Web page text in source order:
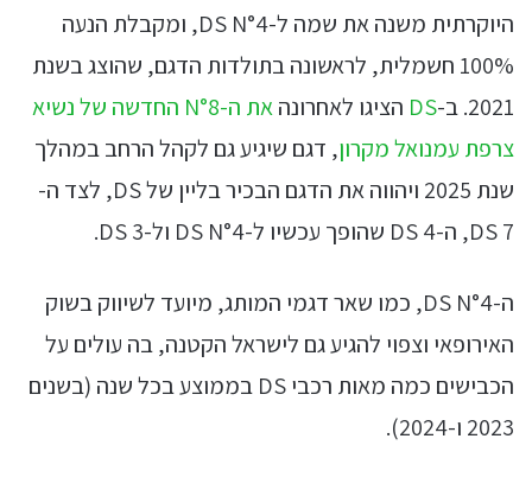
היוקרתית משנה את שמה ל-DS N°4, ומקבלת הנעה
100% חשמלית, לראשונה בתולדות הדגם, שהוצג בשנת
2021. ב-
DS הציגו לאחרונה
את ה-N°8 החדשה של נשיא
צרפת עמנואל מקרון, דגם שיגיע גם לקהל הרחב במהלך
שנת 2025 ויהווה את הדגם הבכיר בליין של DS, לצד ה-
DS 7, ה-DS 4 שהופך עכשיו ל-DS N°4 ול-DS 3.
ה-DS N°4, כמו שאר דגמי המותג, מיועד לשיווק בשוק
האירופאי וצפוי להגיע גם לישראל הקטנה, בה עולים על
הכבישים כמה מאות רכבי DS בממוצע בכל שנה (בשנים
2023 ו-2024).